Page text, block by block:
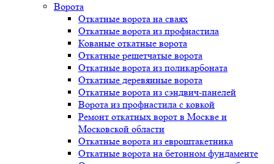
Ворота
Откатные ворота на сваях
Откатные ворота из профнастила
Кованые откатные ворота
Откатные решетчатые ворота
Откатные ворота из поликарбоната
Откатные деревянные ворота
Откатные ворота из сэндвич-панелей
Ворота из профнастила с ковкой
Ремонт откатных ворот в Москве и
Московской области
Откатные ворота из евроштакетника
Откатные ворота на бетонном фундаменте